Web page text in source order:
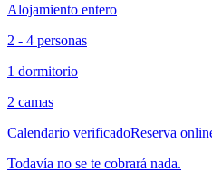
Alojamiento entero
2 - 4 personas
1 dormitorio
2 camas
Calendario verificadoReserva
Todavía no se te cobrará nada.